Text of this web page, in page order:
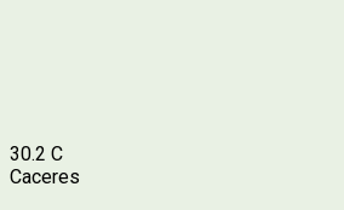
30.2 C
Caceres